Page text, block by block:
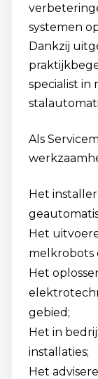
systemen
Dankzij
specialist
Als
Het
Het
melkrobots
Het
gebied;
Het in
installaties;
Het